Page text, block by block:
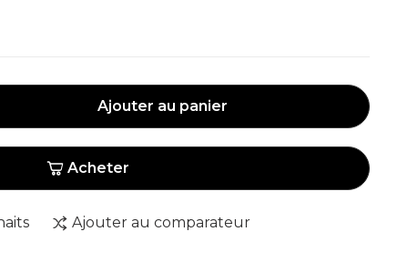
Ajouter au panier
Acheter
Ajouter au comparateur